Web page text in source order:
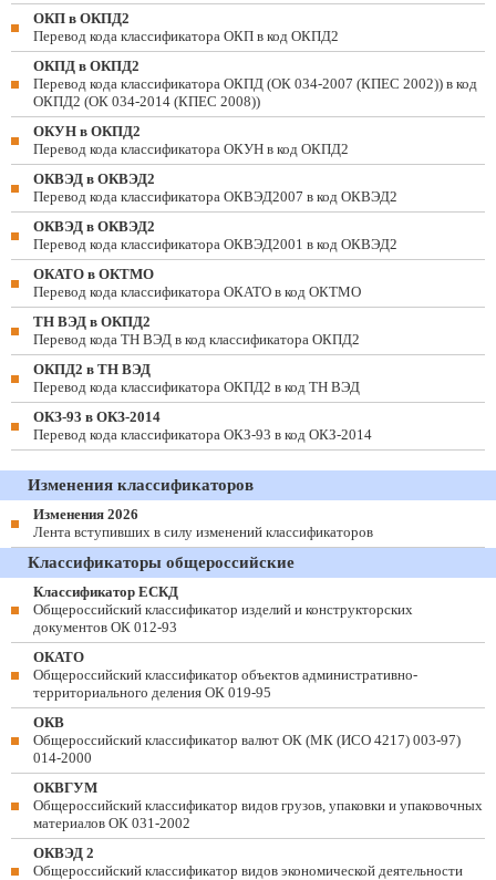
ОКП в ОКПД2
Перевод кода классификатора ОКП в код ОКПД2
ОКПД в ОКПД2
Перевод кода классификатора ОКПД (ОК 034-2007 (КПЕС 2002)) в код
ОКПД2 (ОК 034-2014 (КПЕС 2008))
ОКУН в ОКПД2
Перевод кода классификатора ОКУН в код ОКПД2
ОКВЭД в ОКВЭД2
Перевод кода классификатора ОКВЭД2007 в код ОКВЭД2
ОКВЭД в ОКВЭД2
Перевод кода классификатора ОКВЭД2001 в код ОКВЭД2
ОКАТО в ОКТМО
Перевод кода классификатора ОКАТО в код ОКТМО
ТН ВЭД в ОКПД2
Перевод кода ТН ВЭД в код классификатора ОКПД2
ОКПД2 в ТН ВЭД
Перевод кода классификатора ОКПД2 в код ТН ВЭД
ОКЗ-93 в ОКЗ-2014
Перевод кода классификатора ОКЗ-93 в код ОКЗ-2014
Изменения классификаторов
Изменения 2026
Лента вступивших в силу изменений классификаторов
Классификаторы общероссийские
Классификатор ЕСКД
Общероссийский классификатор изделий и конструкторских
документов ОК 012-93
ОКАТО
Общероссийский классификатор объектов административно-
территориального деления ОК 019-95
ОКВ
Общероссийский классификатор валют ОК (МК (ИСО 4217) 003-97)
014-2000
ОКВГУМ
Общероссийский классификатор видов грузов, упаковки и упаковочных
материалов ОК 031-2002
ОКВЭД 2
Общероссийский классификатор видов экономической деятельности